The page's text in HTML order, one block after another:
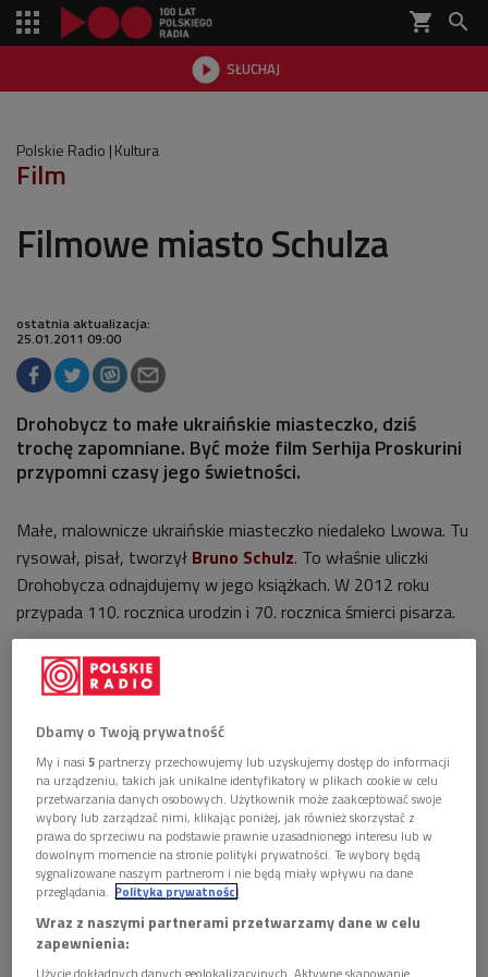
shopping_cart 
 SŁUCHAJ

Polskie Radio Kultura
Film
Filmowe miasto Schulza
ostatnia aktualizacja:
25.01.2011 09:00
Drohobycz to małe ukraińskie miasteczko, dziś
trochę zapomniane. Być może film Serhija Proskurini
przypomni czasy jego świetności.
Małe, malownicze ukraińskie miasteczko niedaleko Lwowa. Tu
rysował, pisał, tworzył Bruno Schulz. To właśnie uliczki
Drohobycza odnajdujemy w jego książkach. W 2012 roku
przypada 110. rocznica urodzin i 70. rocznica śmierci pisarza.
Z tej okazji w Warszawie podpisano polsko-ukraińsko-
izraelski list intencyjny w sprawie realizacji filmu o tym
polskim prozaiku, a jego realizacji podjął się wybitny ukraiński
reżyser Serhij Proskurnia. Obraz będzie nosił tytuł "
oczekiwaniu na Mesjasza".
Film ma opowiedzieć o życiu i twórczości Brunona Schulza w
Drohobyczu. Zdjęcia będą kręcone w rodzinnym mieście autora
"Sklepów cynamonowych". To niebywała okazja do promocji
tego miasteczka.
Drohobycka gazeta internetowa "Majdan", informuje, że Serhij
Dbamy o Twoją prywatność
My i nasi5 partnerzy przechowujemy lub uzyskujemy dostęp do informacji
na urządzeniu, takich jak unikalne identyfikatory w plikach cookie w celu
przetwarzania danych osobowych. Użytkownik może zaakceptować swoje
wybory lub zarządzać nimi, klikając poniżej, jak również skorzystać z
prawa do sprzeciwu na podstawie prawnie uzasadnionego interesu lub w
dowolnym momencie na stronie polityki prywatności. Te wybory będą
sygnalizowane naszym partnerom i nie będą miały wpływu na dane
przeglądania. Polityka prywatności
Wraz z naszymi partnerami przetwarzamy dane w celu
zapewnienia: